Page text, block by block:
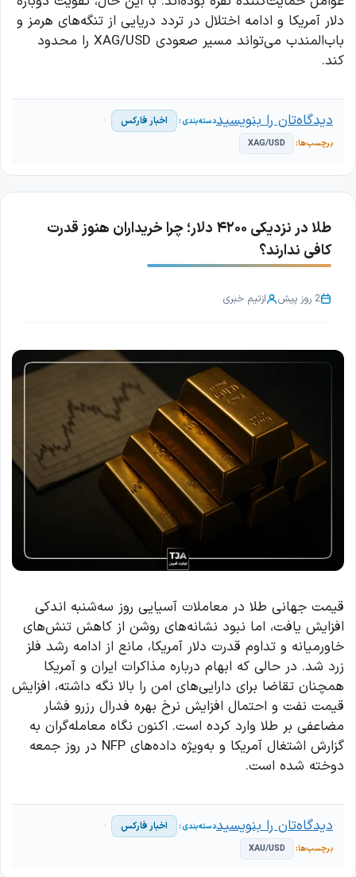
دلار آمریکا و ادامه اختلال در تردد دریایی از تنگه‌های هرمز و
باب‌المندب می‌تواند مسیر صعودی XAG/USD را محدود
کند.
اخبار فارکس
XAG/USD
دیدگاه‌تان را بنویسید
طلا در نزدیکی ۴۲۰۰ دلار؛ چرا خریداران هنوز قدرت
کافی ندارند؟
2 روز پیش ازتیم خبری
قیمت جهانی طلا در معاملات آسیایی روز سه‌شنبه اندکی
افزایش یافت، اما نبود نشانه‌های روشن از کاهش تنش‌های
خاورمیانه و تداوم قدرت دلار آمریکا، مانع از ادامه رشد فلز
زرد شد. در حالی که ابهام درباره مذاکرات ایران و آمریکا
همچنان تقاضا برای دارایی‌های امن را بالا نگه داشته، افزایش
قیمت نفت و احتمال افزایش نرخ بهره فدرال رزرو فشار
مضاعفی بر طلا وارد کرده است. اکنون نگاه معامله‌گران به
گزارش اشتغال آمریکا و به‌ویژه داده‌های NFP در روز جمعه
دوخته شده است.
اخبار فارکس
XAU/USD
دیدگاه‌تان را بنویسید